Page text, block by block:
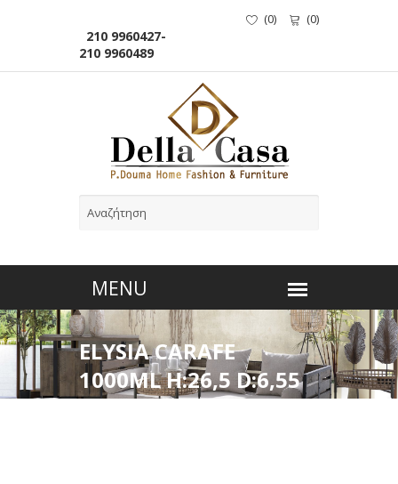
210 9960427-
210 9960489
(0) (0)
ELYSIA CARAFE
1000ML H:26,5 D:6,55
PLT/216 GB1.OB6